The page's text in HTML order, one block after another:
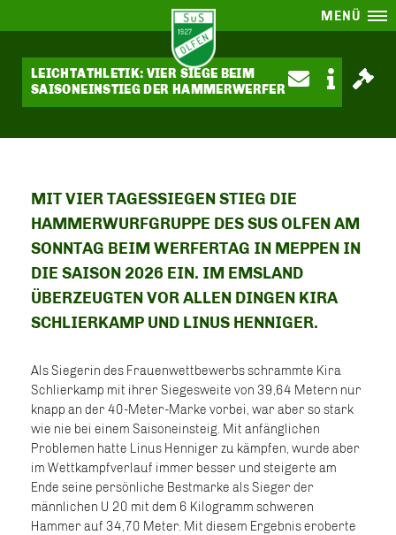
MENÜ
LEICHTATHLETIK: VIER SIEGE BEIM
SAISONEINSTIEG DER HAMMERWERFER
MIT VIER TAGESSIEGEN STIEG DIE
HAMMERWURFGRUPPE DES SUS OLFEN AM
SONNTAG BEIM WERFERTAG IN MEPPEN IN
DIE SAISON 2026 EIN. IM EMSLAND
ÜBERZEUGTEN VOR ALLEN DINGEN KIRA
SCHLIERKAMP UND LINUS HENNIGER.
Als Siegerin des Frauenwettbewerbs schrammte Kira
Schlierkamp mit ihrer Siegesweite von 39,64 Metern nur
knapp an der 40-Meter-Marke vorbei, war aber so stark
wie nie bei einem Saisoneinsteig. Mit anfänglichen
Problemen hatte Linus Henniger zu kämpfen, wurde aber
im Wettkampfverlauf immer besser und steigerte am
Ende seine persönliche Bestmarke als Sieger der
männlichen U 20 mit dem 6 Kilogramm schweren
Hammer auf 34,70 Meter. Mit diesem Ergebnis eroberte